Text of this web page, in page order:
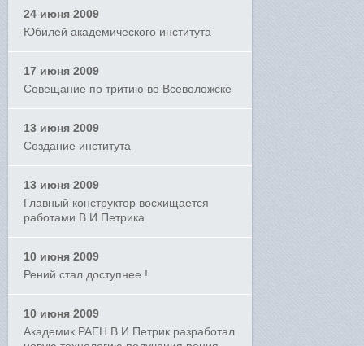
24 июня 2009
Юбилей академического института
17 июня 2009
Совещание по тритию во Всеволожске
13 июня 2009
Создание института
13 июня 2009
Главный конструктор восхищается
работами В.И.Петрика
10 июня 2009
Рений стал доступнее !
10 июня 2009
Академик РАЕН В.И.Петрик разработал